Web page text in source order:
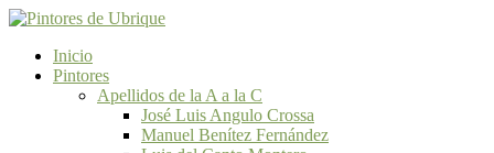
Inicio
Pintores
Apellidos de la A a la C
José Luis Angulo Crossa
Manuel Benítez Fernández